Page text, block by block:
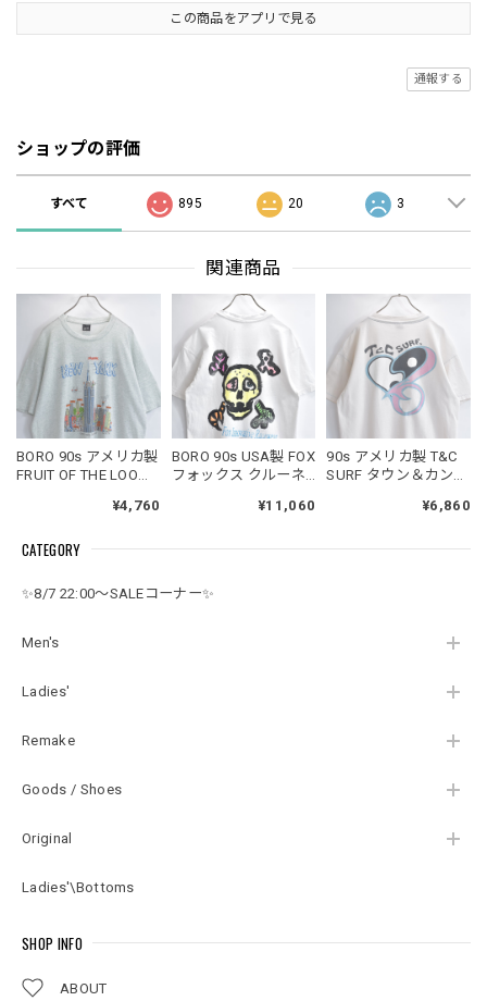
CATEGORY
✨8/7 22:00～SALEコーナー✨
Men's
Ladies'
Remake
Goods / Shoes
Original
Ladies'\Bottoms
SHOP INFO
ABOUT
この商品をアプリで見る
通報する
ショップの評価
すべて 895 20 3
関連商品
BORO 90s アメリカ製
FRUIT OF THE LOOM
ム BEST Tシャツ 両面
ラスト ニューヨーク
ヴィンテージ ビンテ
ージ 古着 メンズ XL
¥4,760
BORO 90s USA製 FOX
フォックス クルーネ
インズボディ スカル
グランジ アート ダメ
USED ヴィンテージ
ビンテージ 古着 メン
¥11,060
90s アメリカ製 T&C
SURF タウン＆カント
ャツ クルーネック ブ
ハート バックプリン
¥6,860